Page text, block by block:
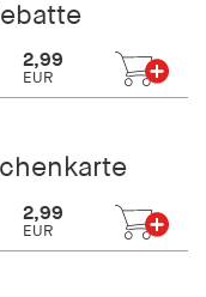
2,99
EUR
2,99
EUR